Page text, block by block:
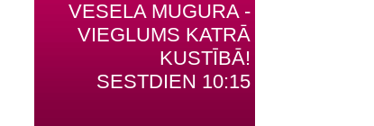
VESELA MUGURA -
VIEGLUMS KATRĀ
KUSTĪBĀ!
SESTDIEN 10:15